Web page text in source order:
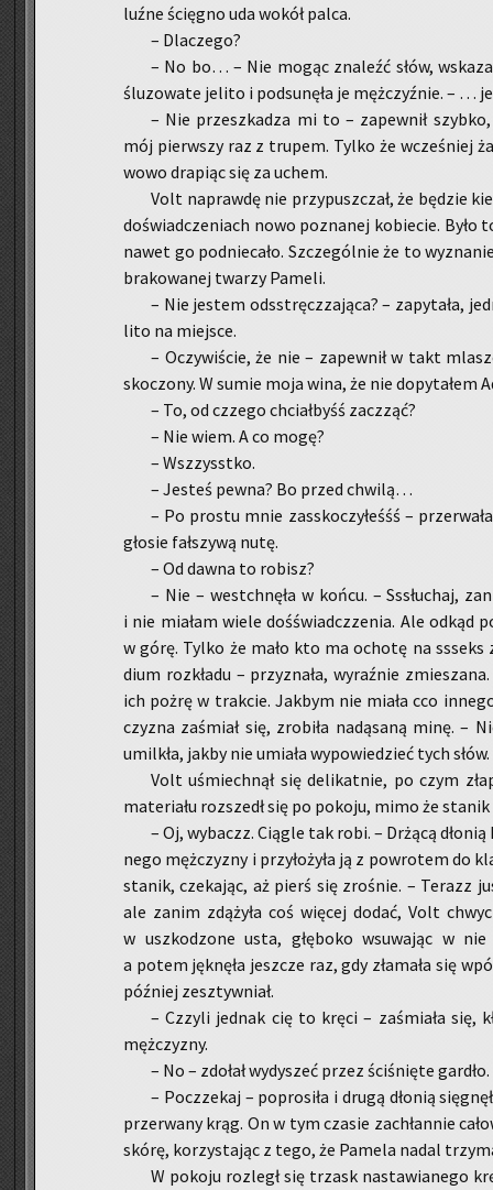
luźne ścię­gno uda wokół palca.
– Dla­cze­go?
– No bo… – Nie mogąc zna­leźć słów,
ślu­zo­wa­te je­li­to i pod­su­nę­ła je męż­czyź­nie. – …
– Nie prze­szka­dza mi to – za­pew­nił
mój pierw­szy raz z tru­pem. Tylko że wcze­śniej
wo­wo dra­piąc się za uchem.
Volt na­praw­dę nie przy­pusz­czał, że bę­dzie
do­świad­cze­niach nowo po­zna­nej ko­bie­cie. Było
nawet go pod­nie­ca­ło. Szcze­gól­nie że to
bra­ko­wa­nej twa­rzy Pa­me­li.
– Nie je­stem od­sstręcz­za­ją­ca? – za­py­ta­ła,
li­to na miej­sce.
– Oczy­wi­ście, że nie – za­pew­nił w takt
sko­czo­ny. W sumie moja wina, że nie do­py­ta­łem
– To, od czze­go chciał­byśś za­cz­ząć?
– Nie wiem. A co mogę?
– Wsz­zysst­ko.
– Je­steś pewna? Bo przed chwi­lą…
– Po pro­stu mnie za­ssko­czy­łeśśś –
gło­sie fał­szy­wą nutę.
– Od dawna to ro­bisz?
– Nie – wes­tchnę­ła w końcu. – Sssłu­chaj,
i nie mia­łam wiele do­śświadcz­ze­nia. Ale odkąd
w górę. Tylko że mało kto ma ocho­tę na
dium roz­kła­du – przy­zna­ła, wy­raź­nie
ich pożrę w trak­cie. Jak­bym nie miała cco
czy­zna za­śmiał się, zro­bi­ła na­dą­sa­ną minę. –
umil­kła, jakby nie umia­ła wy­po­wie­dzieć tych słów.
Volt uśmiech­nął się de­li­kat­nie, po czym
ma­te­ria­łu roz­szedł się po po­ko­ju, mimo że
– Oj, wy­baczz. Cią­gle tak robi. – Drżą­cą
ne­go męż­czy­zny i przy­ło­ży­ła ją z po­wro­tem do
sta­nik, cze­ka­jąc, aż pierś się zro­śnie. – Te­razz
ale zanim zdą­ży­ła coś wię­cej dodać, Volt
w uszko­dzo­ne usta, głę­bo­ko wsu­wa­jąc w
a potem jęk­nę­ła jesz­cze raz, gdy zła­ma­ła się
póź­niej ze­sztyw­niał.
– Czzy­li jed­nak cię to kręci – za­śmia­ła się,
męż­czy­zny.
– No – zdo­łał wy­dy­szeć przez ści­śnię­te
– Po­cz­ze­kaj – po­pro­si­ła i drugą dło­nią
prze­rwa­ny krąg. On w tym cza­sie za­chłan­nie
skórę, ko­rzy­sta­jąc z tego, że Pa­me­la nadal
W po­ko­ju roz­legł się trzask na­sta­wia­ne­go